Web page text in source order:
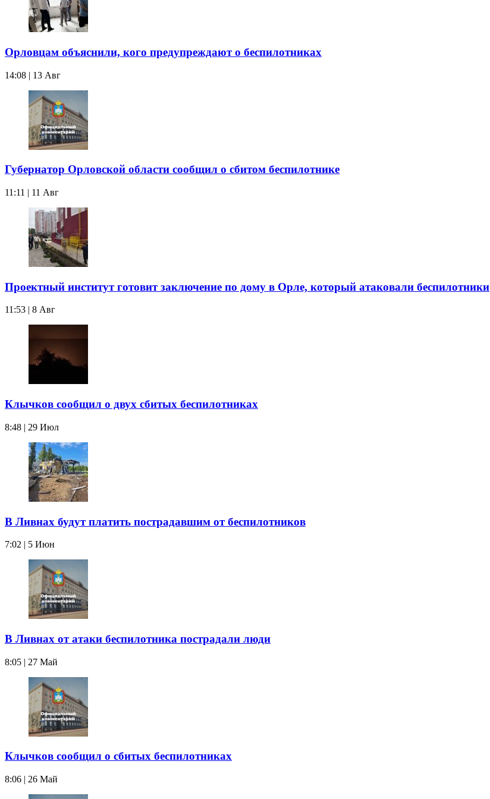
Орловцам объяснили, кого предупреждают о беспилотниках
14:08 | 13 Авг
Губернатор Орловской области сообщил о сбитом беспилотнике
11:11 | 11 Авг
Проектный институт готовит заключение по дому в Орле, который атаковали беспилотники
11:53 | 8 Авг
Клычков сообщил о двух сбитых беспилотниках
8:48 | 29 Июл
В Ливнах будут платить пострадавшим от беспилотников
7:02 | 5 Июн
В Ливнах от атаки беспилотника пострадали люди
8:05 | 27 Май
Клычков сообщил о сбитых беспилотниках
8:06 | 26 Май